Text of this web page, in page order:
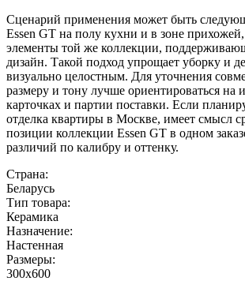
Сценарий применения может быть
Essen GT на полу кухни и в зоне прихожей,
элементы той же коллекции,
дизайн. Такой подход упрощает уборку и
визуально целостным. Для уточнения
размеру и тону лучше ориентироваться
карточках и партии поставки. Если
отделка квартиры в Москве, имеет смысл
позиции коллекции Essen GT в одном
различий по калибру и оттенку.
Страна:
Беларусь
Тип товара:
Керамика
Назначение:
Настенная
Размеры:
300x600